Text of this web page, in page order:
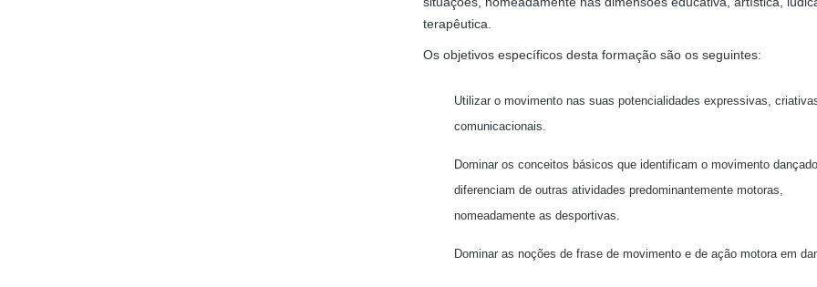
terapêutica.
Os objetivos específicos desta formação são os seguintes:
Utilizar o movimento nas suas potencialidades expressivas,
comunicacionais.
Dominar os conceitos básicos que identificam o movimento
diferenciam de outras atividades predominantemente motoras,
nomeadamente as desportivas.
Dominar as noções de frase de movimento e de ação motora em